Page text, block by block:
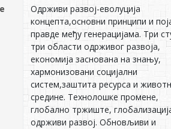
Одрживи развој-еволуција
концепта,основни принципи и
правде међу генерацијама. Три
три области одрживог развоја,
економија заснована на знању,
хармонизовани социјални
систем,заштита ресурса и
средине. Технолошке промене,
глобално тржиште,
одрживи развој. Обновљиви и